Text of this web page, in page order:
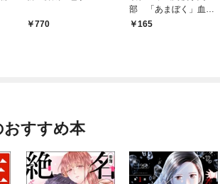
770
部 「あまぼく」血と
骨折の日々 分冊版 1
165
すすめ本